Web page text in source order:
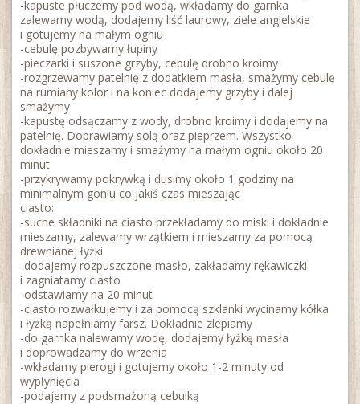
-kapuste płuczemy pod wodą, wkładamy do garnka
zalewamy wodą, dodajemy liść laurowy, ziele angielskie
i gotujemy na małym ogniu
-cebulę pozbywamy łupiny
-pieczarki i suszone grzyby, cebulę drobno kroimy
-rozgrzewamy patelnię z dodatkiem masła, smażymy cebulę
na rumiany kolor i na koniec dodajemy grzyby i dalej
smażymy
-kapustę odsączamy z wody, drobno kroimy i dodajemy na
patelnię. Doprawiamy solą oraz pieprzem. Wszystko
dokładnie mieszamy i smażymy na małym ogniu około 20
minut
-przykrywamy pokrywką i dusimy około 1 godziny na
minimalnym goniu co jakiś czas mieszając
ciasto:
-suche składniki na ciasto przekładamy do miski i dokładnie
mieszamy, zalewamy wrzątkiem i mieszamy za pomocą
drewnianej łyżki
-dodajemy rozpuszczone masło, zakładamy rękawiczki
i zagniatamy ciasto
-odstawiamy na 20 minut
-ciasto rozwałkujemy i za pomocą szklanki wycinamy kółka
i łyżką napełniamy farsz. Dokładnie zlepiamy
-do garnka nalewamy wodę, dodajemy łyżkę masła
i doprowadzamy do wrzenia
-wkładamy pierogi i gotujemy około 1-2 minuty od
wypłynięcia
-podajemy z podsmażoną cebulką